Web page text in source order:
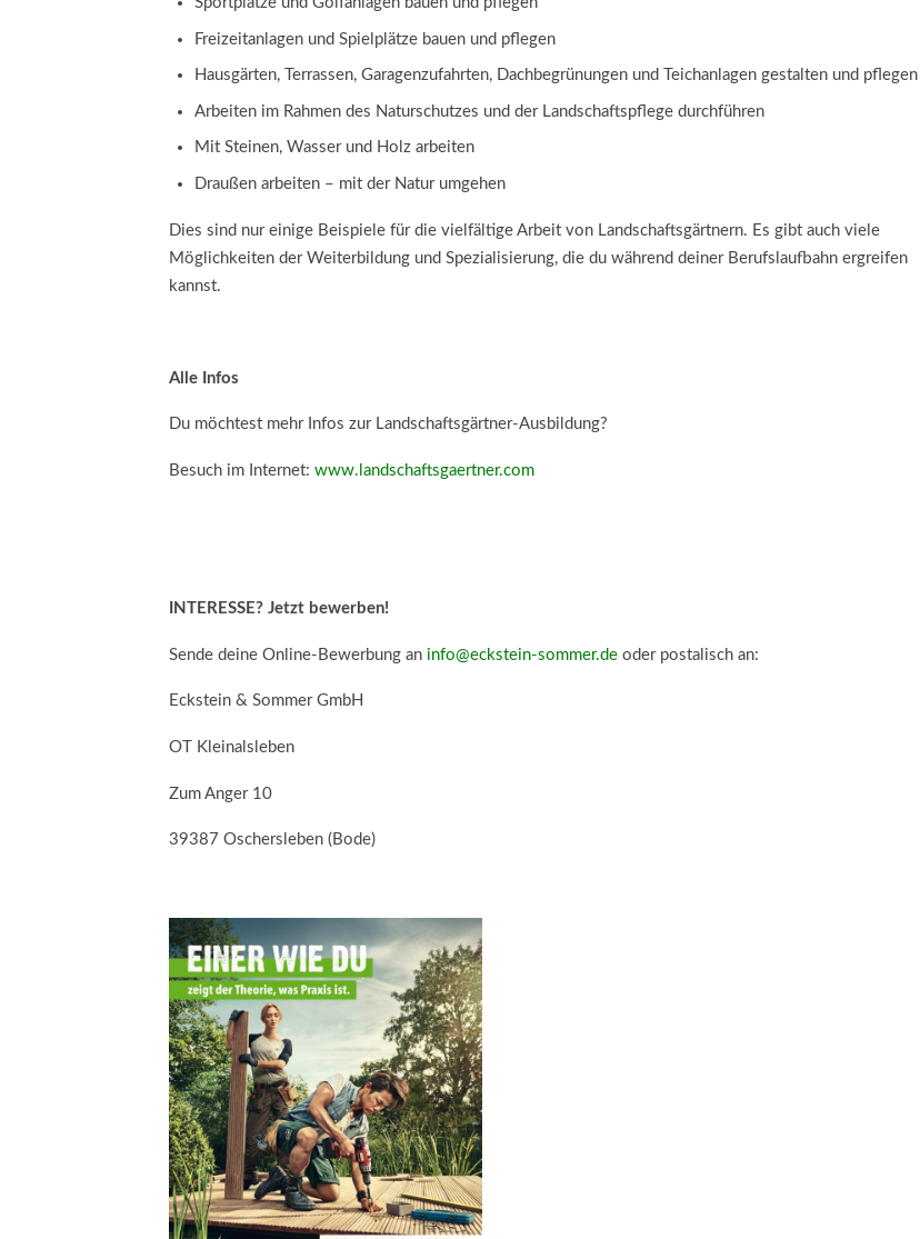
Freizeitanlagen und Spielplätze bauen und pflegen
Hausgärten, Terrassen, Garagenzufahrten, Dachbegrünungen und Teichanlagen gestalten und pflegen
Arbeiten im Rahmen des Naturschutzes und der Landschaftspflege durchführen
Mit Steinen, Wasser und Holz arbeiten
Draußen arbeiten – mit der Natur umgehen
Dies sind nur einige Beispiele für die vielfältige Arbeit von Landschaftsgärtnern. Es gibt auch viele
Möglichkeiten der Weiterbildung und Spezialisierung, die du während deiner Berufslaufbahn ergreifen
kannst.
Alle Infos
Du möchtest mehr Infos zur Landschaftsgärtner-Ausbildung?
Besuch im Internet: www.landschaftsgaertner.com
INTERESSE? Jetzt bewerben!
Sende deine Online-Bewerbung an info@eckstein-sommer.de oder postalisch an:
Eckstein & Sommer GmbH
OT Kleinalsleben
Zum Anger 10
39387 Oschersleben (Bode)